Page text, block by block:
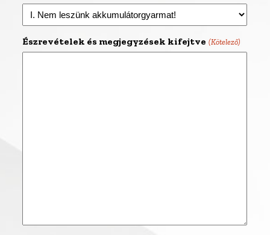
Észrevételek és megjegyzések kifejtve (Kötelező)